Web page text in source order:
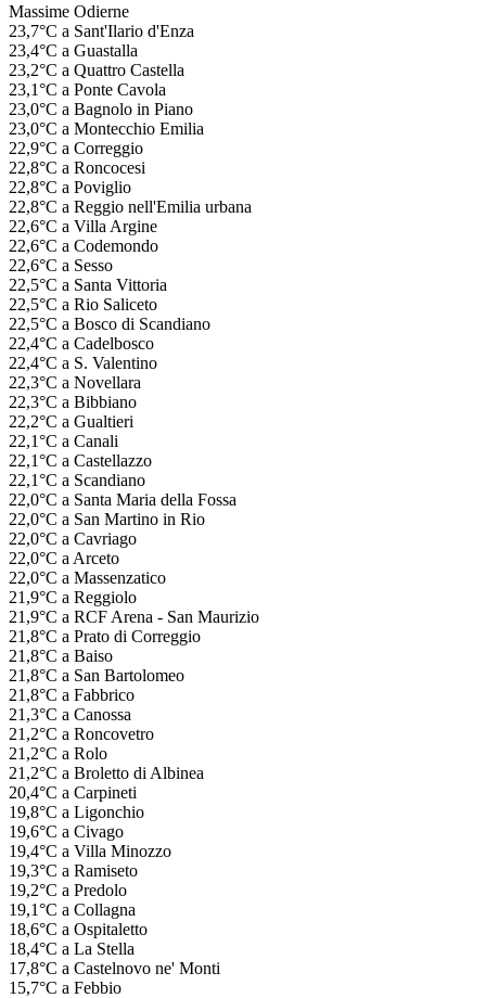
Massime Odierne
23,7°C a Sant'Ilario d'Enza
23,4°C a Guastalla
23,2°C a Quattro Castella
23,1°C a Ponte Cavola
23,0°C a Bagnolo in Piano
23,0°C a Montecchio Emilia
22,9°C a Correggio
22,8°C a Roncocesi
22,8°C a Poviglio
22,8°C a Reggio nell'Emilia urbana
22,6°C a Villa Argine
22,6°C a Codemondo
22,6°C a Sesso
22,5°C a Santa Vittoria
22,5°C a Rio Saliceto
22,5°C a Bosco di Scandiano
22,4°C a Cadelbosco
22,4°C a S. Valentino
22,3°C a Novellara
22,3°C a Bibbiano
22,2°C a Gualtieri
22,1°C a Canali
22,1°C a Castellazzo
22,1°C a Scandiano
22,0°C a Santa Maria della Fossa
22,0°C a San Martino in Rio
22,0°C a Cavriago
22,0°C a Arceto
22,0°C a Massenzatico
21,9°C a Reggiolo
21,9°C a RCF Arena - San Maurizio
21,8°C a Prato di Correggio
21,8°C a Baiso
21,8°C a San Bartolomeo
21,8°C a Fabbrico
21,3°C a Canossa
21,2°C a Roncovetro
21,2°C a Rolo
21,2°C a Broletto di Albinea
20,4°C a Carpineti
19,8°C a Ligonchio
19,6°C a Civago
19,4°C a Villa Minozzo
19,3°C a Ramiseto
19,2°C a Predolo
19,1°C a Collagna
18,6°C a Ospitaletto
18,4°C a La Stella
17,8°C a Castelnovo ne' Monti
15,7°C a Febbio